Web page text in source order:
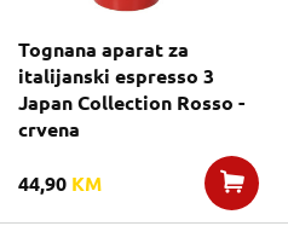
Tognana aparat za
italijanski espresso 3
Japan Collection Rosso -
crvena
44,90 KM